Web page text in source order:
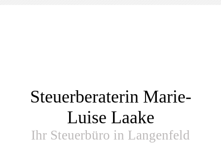
Steuerberaterin Marie-
Luise Laake
Ihr Steuerbüro in Langenfeld